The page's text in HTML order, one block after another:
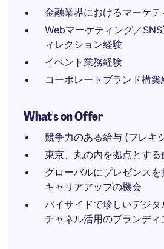
金融業界におけるマーケ
Webマーケティング／
ィレクション経験
イベント業務経験
コーポレートブランド構築
What's on Offer
競争力のある給与 (フレキ
東京、丸の内を拠点とす
グローバルにプレゼンス
キャリアアップの機会
バイサイドで珍しいデジ
チャネル活用のブランディ